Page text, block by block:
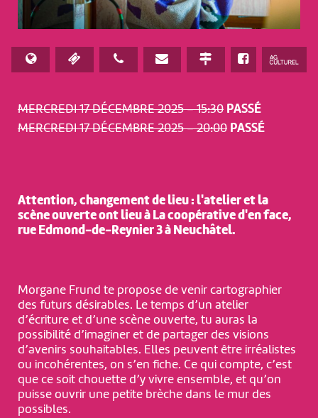
MERCREDI 17 DÉCEMBRE 2025 – 15:30 PASSÉ
MERCREDI 17 DÉCEMBRE 2025 – 20:00 PASSÉ
Attention, changement de lieu : l'atelier et la
scène ouverte ont lieu à La coopérative d'en face,
rue Edmond-de-Reynier 3 à Neuchâtel.
Morgane Frund te propose de venir cartographier
des futurs désirables. Le temps d’un atelier
d’écriture et d’une scène ouverte, tu auras la
possibilité d’imaginer et de partager des visions
d’avenirs souhaitables. Elles peuvent être irréalistes
ou incohérentes, on s’en fiche. Ce qui compte, c’est
que ce soit chouette d’y vivre ensemble, et qu’on
puisse ouvrir une petite brèche dans le mur des
possibles.